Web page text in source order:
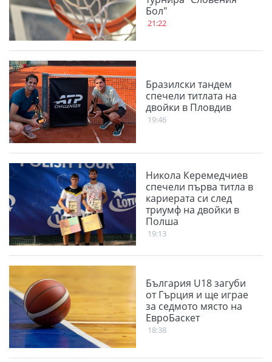
Бол"
21:22
Бразилски тандем
спечели титлата на
двойки в Пловдив
19:46
Никола Керемедчиев
спечели първа титла в
кариерата си след
триумф на двойки в
Полша
19:13
България U18 загуби
от Гърция и ще играе
за седмото място на
ЕвроБаскет
18:38